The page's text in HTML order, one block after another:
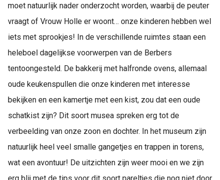
moet natuurlijk nader onderzocht worden, waarbij de peuter
vraagt of Vrouw Holle er woont… onze kinderen hebben wel
iets met sprookjes! In de verschillende ruimtes staan een
heleboel dagelijkse voorwerpen van de Berbers
tentoongesteld. De bakkerij met halfronde ovens, allemaal
oude keukenspullen die onze kinderen met interesse
bekijken en een kamertje met een kist, zou dat een oude
schatkist zijn? Dit soort musea spreken erg tot de
verbeelding van onze zoon en dochter. In het museum zijn
natuurlijk heel veel smalle gangetjes en trappen in torens,
wat een avontuur! De uitzichten zijn weer mooi en we zijn
erg blij met de tips voor dit soort pareltjes die nog niet door